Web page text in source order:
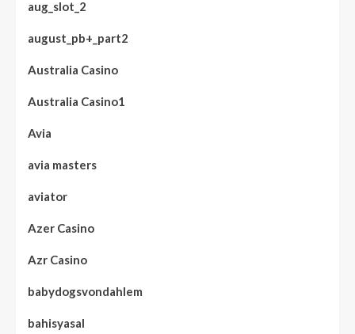
aug_slot_2
august_pb+_part2
Australia Casino
Australia Casino1
Avia
avia masters
aviator
Azer Casino
Azr Casino
babydogsvondahlem
bahisyasal